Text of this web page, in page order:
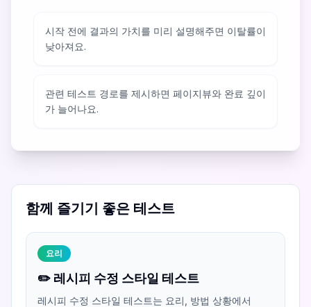
시작 전에 결과의 가치를 미리 설명해주면 이탈률이
낮아져요.
관련 테스트 경로를 제시하면 페이지뷰와 완료 깊이
가 늘어나요.
함께 즐기기 좋은 테스트
요리
✏️ 레시피 수정 스타일 테스트
레시피 수정 스타일 테스트는 요리, 방법 상황에서